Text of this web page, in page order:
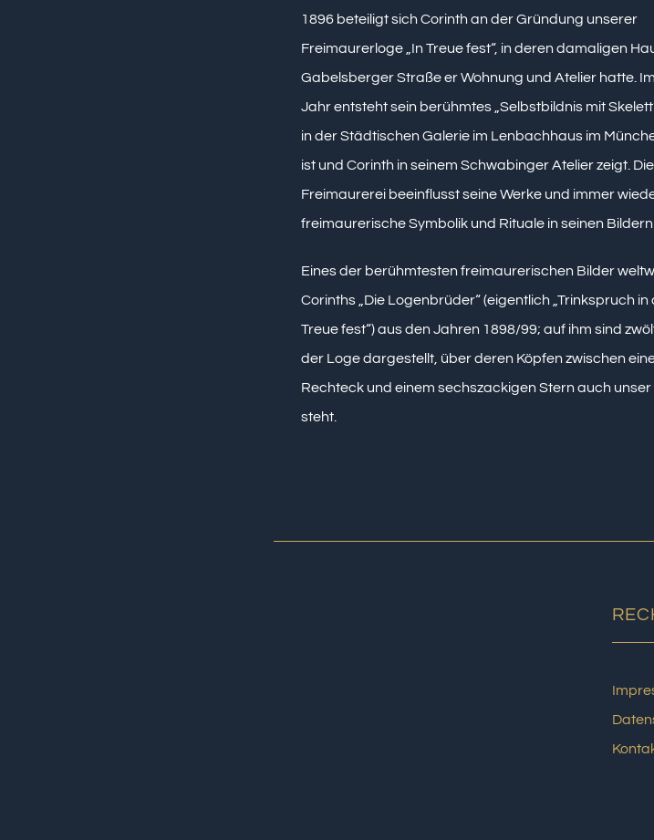
1896 beteiligt sich Corinth an der Gründung unserer
Freimaurerloge „In Treue fest“, in deren damaligen
Gabelsberger Straße er Wohnung und Atelier hatte.
Jahr entsteht sein berühmtes „Selbstbildnis mit
in der Städtischen Galerie im Lenbachhaus im
ist und Corinth in seinem Schwabinger Atelier zeigt. Die
Freimaurerei beeinflusst seine Werke und immer
freimaurerische Symbolik und Rituale in seinen Bildern
Eines der berühmtesten freimaurerischen Bilder
Corinths „Die Logenbrüder“ (eigentlich „Trinkspruch in
Treue fest“) aus den Jahren 1898/99; auf ihm sind
der Loge dargestellt, über deren Köpfen zwischen
Rechteck und einem sechszackigen Stern auch unser
steht.